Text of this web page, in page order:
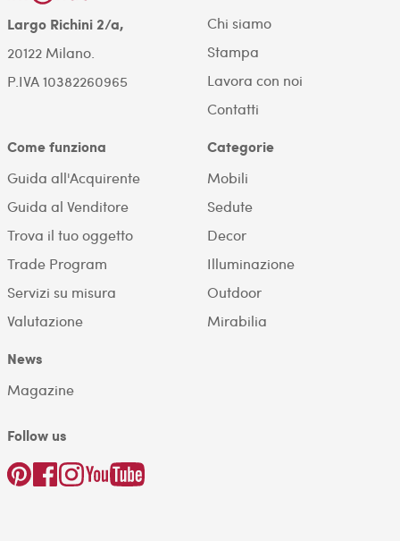
Largo Richini 2/a,
20122 Milano.
P.IVA 10382260965
Chi siamo
Stampa
Lavora con noi
Contatti
Come funziona
Guida all'Acquirente
Guida al Venditore
Trova il tuo oggetto
Trade Program
Servizi su misura
Valutazione
Categorie
Mobili
Sedute
Decor
Illuminazione
Outdoor
Mirabilia
News
Magazine
Follow us